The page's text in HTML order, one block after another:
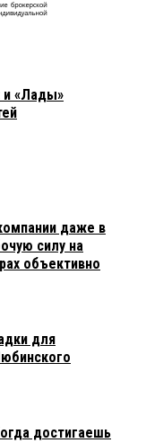
и «Лады»
даже в
силу на
объективно
для
достигаешь